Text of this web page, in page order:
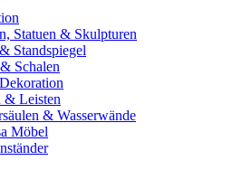
Statuen & Skulpturen
Standspiegel
Schalen
& Leisten
& Wasserwände
Möbel